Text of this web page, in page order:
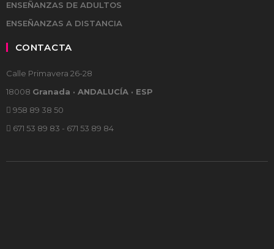
ENSEÑANZAS DE ADULTOS
ENSEÑANZAS A DISTANCIA
CONTACTA
Calle Primavera 26-28
18008 Granada · ANDALUCÍA · ESP
958 89 38 50
671 53 89 83 - 671 53 89 84